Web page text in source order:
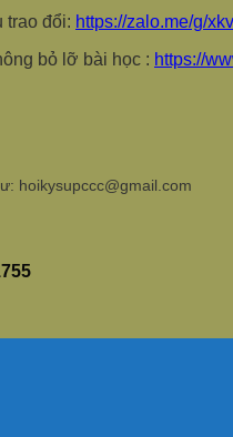
trao đổi: https://zalo.me/g/
bỏ lỡ bài học : https://
hoikysupccc@gmail.com